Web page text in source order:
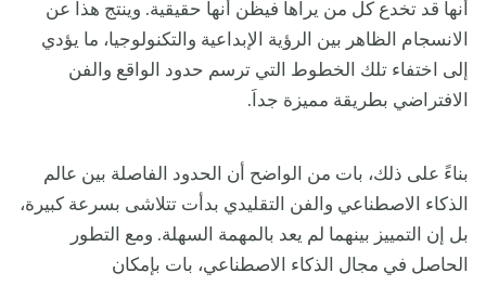
أنها قد تخدع كل من يراها فيظن أنها حقيقية. وينتج هذا عن
الانسجام الظاهر بين الرؤية الإبداعية والتكنولوجيا، ما يؤدي
إلى اختفاء تلك الخطوط التي ترسم حدود الواقع والفن
الافتراضي بطريقة مميزة جداَ.
بناءً على ذلك، بات من الواضح أن الحدود الفاصلة بين عالم
الذكاء الاصطناعي والفن التقليدي بدأت تتلاشى بسرعة كبيرة،
بل إن التمييز بينهما لم يعد بالمهمة السهلة. ومع التطور
الحاصل في مجال الذكاء الاصطناعي، بات بإمكان